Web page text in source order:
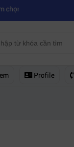
quay phim chuyên
Profile